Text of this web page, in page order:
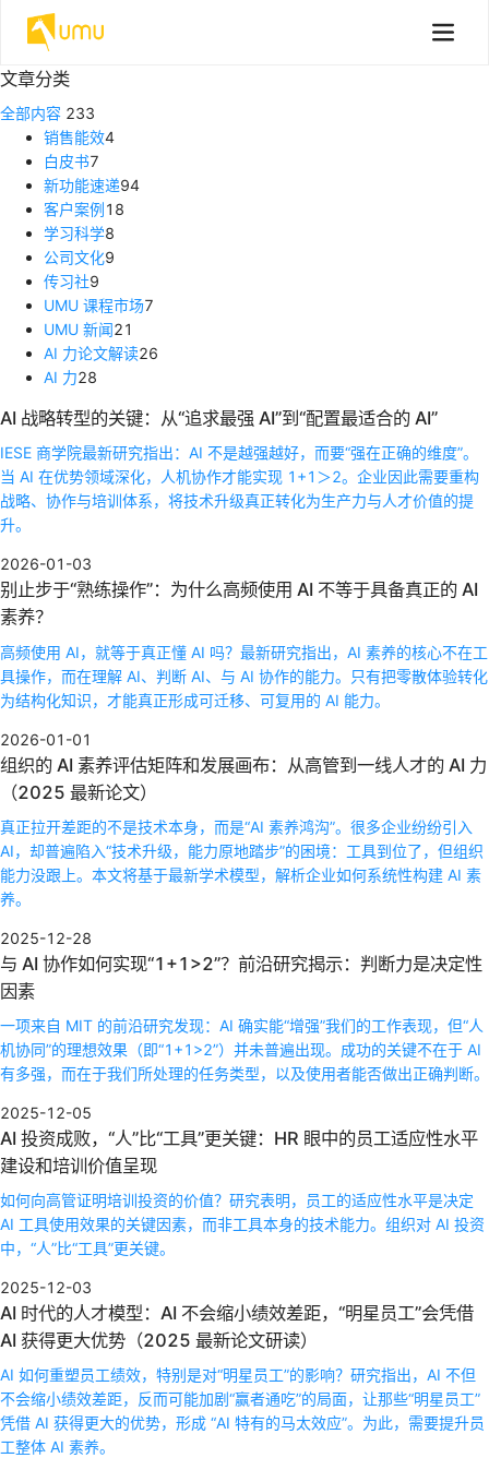
文章分类
全部内容 233
销售能效4
白皮书7
新功能速递94
客户案例18
学习科学8
公司文化9
传习社9
UMU 课程市场7
UMU 新闻21
AI 力论文解读26
AI 力28
AI 战略转型的关键：从“追求最强 AI”到“配置最适合的 AI”
IESE 商学院最新研究指出：AI 不是越强越好，而要“强在正确的维度”。
当 AI 在优势领域深化，人机协作才能实现 1+1＞2。企业因此需要重构
战略、协作与培训体系，将技术升级真正转化为生产力与人才价值的提
升。
2026-01-03
别止步于“熟练操作”：为什么高频使用 AI 不等于具备真正的 AI
素养？
高频使用 AI，就等于真正懂 AI 吗？最新研究指出，AI 素养的核心不在工
具操作，而在理解 AI、判断 AI、与 AI 协作的能力。只有把零散体验转化
为结构化知识，才能真正形成可迁移、可复用的 AI 能力。
2026-01-01
组织的 AI 素养评估矩阵和发展画布：从高管到一线人才的 AI 力
（2025 最新论文）
真正拉开差距的不是技术本身，而是“AI 素养鸿沟”。很多企业纷纷引入
AI，却普遍陷入“技术升级，能力原地踏步”的困境：工具到位了，但组织
能力没跟上。本文将基于最新学术模型，解析企业如何系统性构建 AI 素
养。
2025-12-28
与 AI 协作如何实现“1+1>2”？前沿研究揭示：判断力是决定性
因素
一项来自 MIT 的前沿研究发现：AI 确实能“增强”我们的工作表现，但“人
机协同”的理想效果（即“1+1>2”）并未普遍出现。成功的关键不在于 AI
有多强，而在于我们所处理的任务类型，以及使用者能否做出正确判断。
2025-12-05
AI 投资成败，“人”比“工具”更关键：HR 眼中的员工适应性水平
建设和培训价值呈现
如何向高管证明培训投资的价值？研究表明，员工的适应性水平是决定
AI 工具使用效果的关键因素，而非工具本身的技术能力。组织对 AI 投资
中，“人”比“工具”更关键。
2025-12-03
AI 时代的人才模型：AI 不会缩小绩效差距，“明星员工”会凭借
AI 获得更大优势（2025 最新论文研读）
AI 如何重塑员工绩效，特别是对“明星员工”的影响？研究指出，AI 不但
不会缩小绩效差距，反而可能加剧“赢者通吃”的局面，让那些“明星员工”
凭借 AI 获得更大的优势，形成 “AI 特有的马太效应”。为此，需要提升员
工整体 AI 素养。